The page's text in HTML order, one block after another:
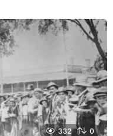
332 0